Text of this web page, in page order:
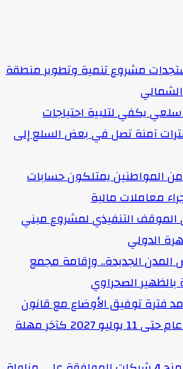
مشروع تنمية وتطوير منطقة
يكفي لتلبية احتياجات
آمنة تصل في بعض السلع إلى
المركزي: 79% من المواطنين يمتلكون حسابات
معاملات مالية
الموقف التنفيذي لمشروع مبني
المدن الجديدة.. وإقامة مجمع
مد فترة توفيق الأوضاع مع قانون
التأمين الموحد لمدة عام حتى 11 يوليو 2027 كآخر مهلة